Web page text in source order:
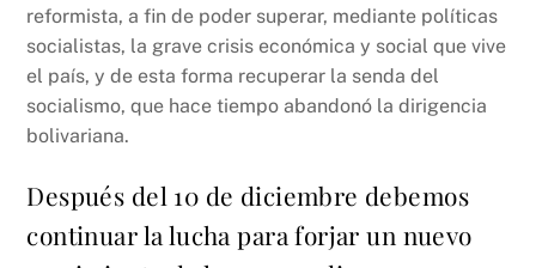
reformista, a fin de poder superar, mediante políticas
socialistas, la grave crisis económica y social que vive
el país, y de esta forma recuperar la senda del
socialismo, que hace tiempo abandonó la dirigencia
bolivariana.
Después del 10 de diciembre debemos
continuar la lucha para forjar un nuevo